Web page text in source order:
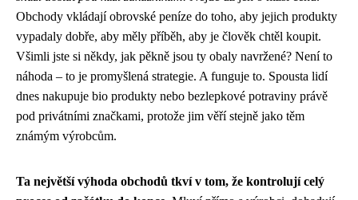
Obchody vkládají obrovské peníze do toho, aby jejich produkty
vypadaly dobře, aby měly příběh, aby je člověk chtěl koupit.
Všimli jste si někdy, jak pěkně jsou ty obaly navržené? Není to
náhoda – to je promyšlená strategie. A funguje to. Spousta lidí
dnes nakupuje bio produkty nebo bezlepkové potraviny právě
pod privátními značkami, protože jim věří stejně jako těm
známým výrobcům.
Ta největší výhoda obchodů tkví v tom, že kontrolují celý